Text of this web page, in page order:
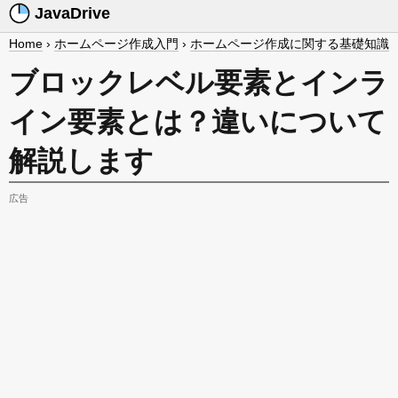
JavaDrive
Home › ホームページ作成入門 › ホームページ作成に関する基礎知識
ブロックレベル要素とインラ
イン要素とは？違いについて
解説します
広告